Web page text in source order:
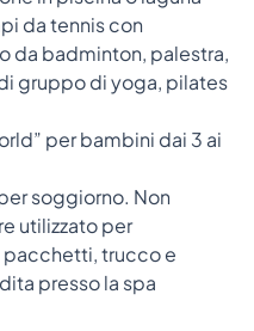
da tennis con
da badminton, palestra,
gruppo di yoga, pilates
per bambini dai 3 ai
soggiorno. Non
utilizzato per
pacchetti, trucco e
presso la spa